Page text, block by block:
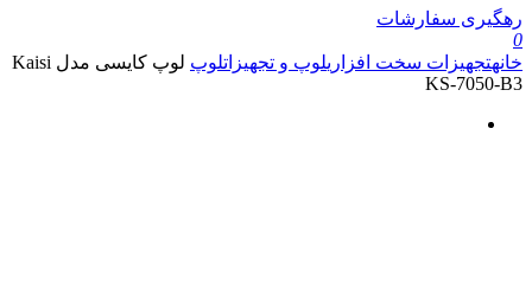
رهگیری سفارشات
0
خانهتجهیزات سخت افزاریلوپ و تجهیزاتلوپ
لوپ کایسی مدل Kaisi
KS-7050-B3